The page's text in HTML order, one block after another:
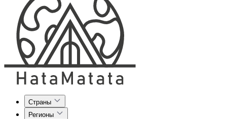
Страны
Регионы